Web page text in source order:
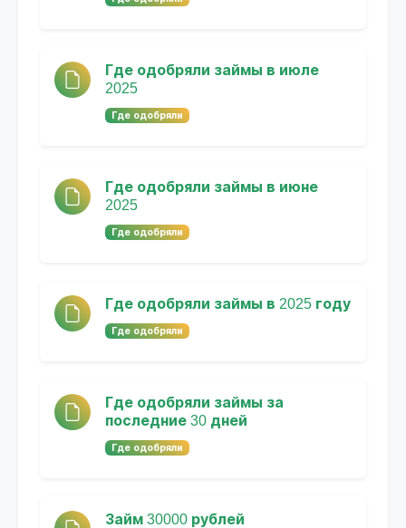
Где одобряли займы в июле
2025
Где одобряли
Где одобряли займы в июне
2025
Где одобряли
Где одобряли займы в 2025 году
Где одобряли
Где одобряли займы за
последние 30 дней
Где одобряли
Займ 30000 рублей